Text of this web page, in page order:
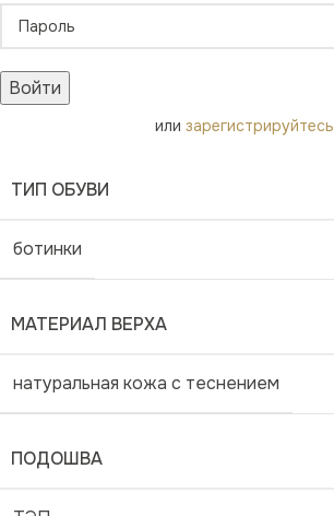
Войти
или зарегистрируйтесь
ТИП ОБУВИ
ботинки
МАТЕРИАЛ ВЕРХА
натуральная кожа с теснением
ПОДОШВА